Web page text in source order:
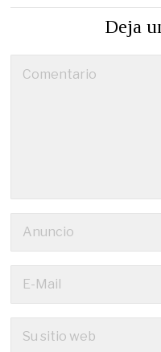
Deja